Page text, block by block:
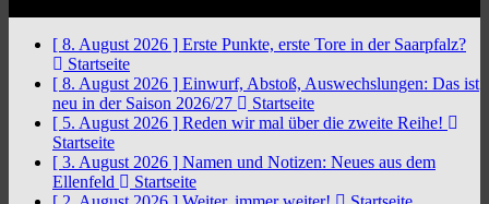
[ 8. August 2026 ] Erste Punkte, erste Tore in der Saarpfalz?
Startseite
[ 8. August 2026 ] Einwurf, Abstoß, Auswechslungen: Das ist
neu in der Saison 2026/27
Startseite
[ 5. August 2026 ] Reden wir mal über die zweite Reihe!
Startseite
[ 3. August 2026 ] Namen und Notizen: Neues aus dem
Ellenfeld
Startseite